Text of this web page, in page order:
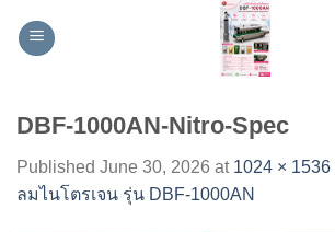
DBF-1000AN-Nitro-Spec
Published June 30, 2026 at 1024 × 1536
ลมไนโตรเจน รุ่น DBF-1000AN